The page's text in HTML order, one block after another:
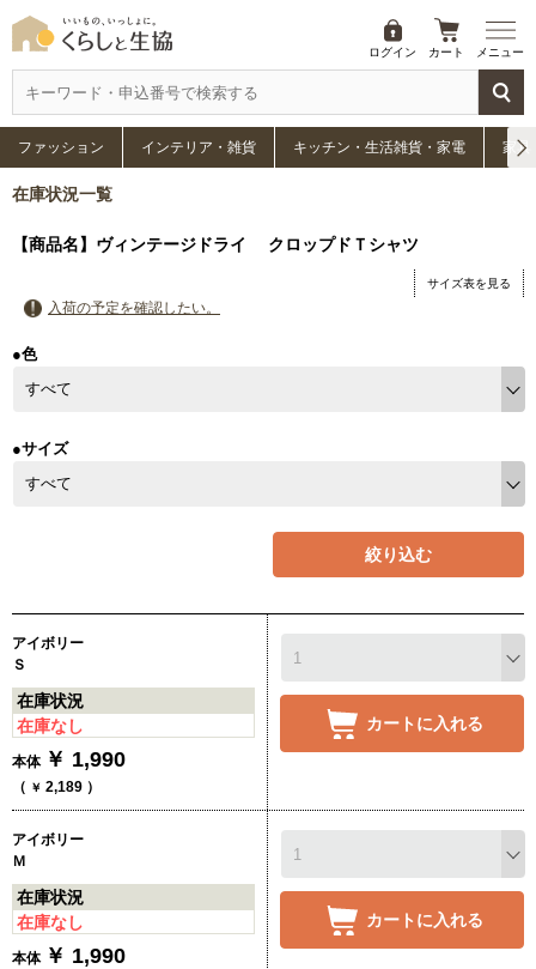
ログイン カート メニュー
ファッション インテリア・雑貨 キッチン・生活雑貨・家電 家具
在庫状況一覧
【商品名】ヴィンテージドライ クロップドＴシャツ
サイズ表を見る
入荷の予定を確認したい。
●色
●サイズ
絞り込む
アイボリー
Ｓ
在庫状況
在庫なし
本体 ￥ 1,990
（ ￥ 2,189 ）
カートに入れる
アイボリー
Ｍ
在庫状況
在庫なし
本体 ￥ 1,990
カートに入れる